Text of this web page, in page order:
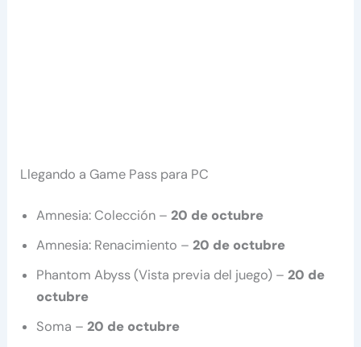
Llegando a Game Pass para PC
Amnesia: Colección –20 de octubre
Amnesia: Renacimiento –20 de octubre
Phantom Abyss (Vista previa del juego) –20 de
octubre
Soma –20 de octubre